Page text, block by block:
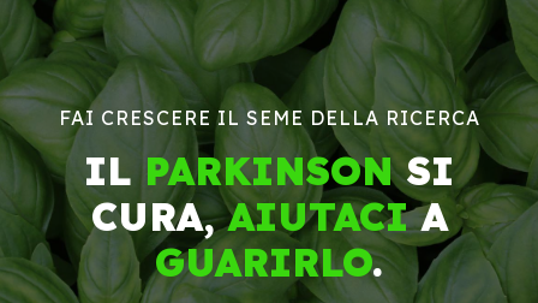
FAI CRESCERE IL SEME DELLA RICERCA
ILPARKINSONSI
CURA,AIUTACIA
GUARIRLO.